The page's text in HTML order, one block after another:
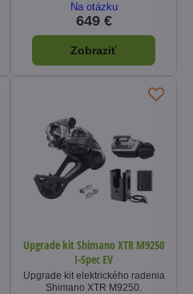
Na otázku
649 €
Zobraziť
Upgrade kit Shimano XTR M9250
I-Spec EV
Upgrade kit elektrického radenia
Shimano XTR M9250.